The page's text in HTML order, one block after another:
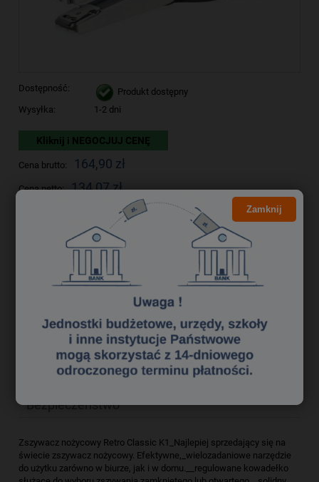
Dostępność:
Produkt dostępny
Wysyłka:
1-2 dni
Kliknij i NEGOCJUJ CENĘ
Cena brutto: 164,90 zł
Cena netto: 134,07 zł
do koszyka
dodaj do przechowalni
Kod produktu:
zsk3750387
poleć znajomemu
Bezpieczeństwo
Zszywacz nożycowy Retro Classic K1_Najlepiej sprzedający się na
świecie zszywacz nożycowy. Efektywne,_wielozadaniowe narzędzie
do użytku zarówno w biurze, jak i w domu.__regulowane kowadełko
Zamknij